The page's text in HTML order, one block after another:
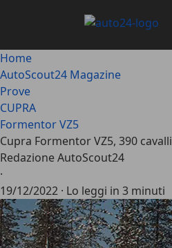
principale
Home
AutoScout24 Magazine
Prove
CUPRA
Formentor VZ5
Cupra Formentor VZ5, 390
Redazione AutoScout24
·
19/12/2022 · Lo leggi in 3 minuti